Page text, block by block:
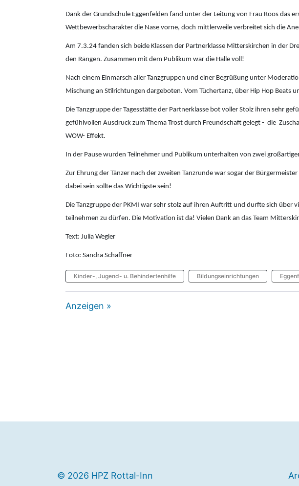
Dank der Grundschule Eggenfelden fand unter der Leitung von Frau Roos das
Wettbewerbscharakter die Nase vorne, doch mittlerweile verbreitet sich die
Am 7.3.24 fanden sich beide Klassen der Partnerklasse Mitterskirchen in der
den Rängen. Zusammen mit dem Publikum war die Halle voll!
Nach einem Einmarsch aller Tanzgruppen und einer Begrüßung unter
Mischung an Stilrichtungen dargeboten. Vom Tüchertanz, über Hip Hop Beats
Die Tanzgruppe der Tagesstätte der Partnerklasse bot voller Stolz ihren sehr
gefühlvollen Ausdruck zum Thema Trost durch Freundschaft gelegt - die
WOW- Effekt.
In der Pause wurden Teilnehmer und Publikum unterhalten von zwei
Zur Ehrung der Tänzer nach der zweiten Tanzrunde war sogar der
dabei sein sollte das Wichtigste sein!
Die Tanzgruppe der PKMI war sehr stolz auf ihren Auftritt und durfte sich über
teilnehmen zu dürfen. Die Motivation ist da! Vielen Dank an das Team
Text: Julia Wegler
Foto: Sandra Schäffner
Kinder-, Jugend- u. Behindertenhilfe Bildungseinrichtungen
Anzeigen »
© 2026 HPZ Rottal-Inn